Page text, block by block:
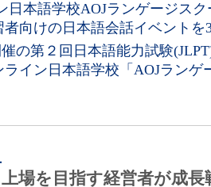
日本語学校AOJランゲージス
者向けの日本語会話イベントを
の第２回日本語能力試験
イン日本語学校「AOJランゲ
上場を目指す経営者が成